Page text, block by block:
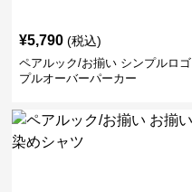
¥5,790 (税込)
ペアルック/お揃い シンプルロゴ
プルオーバーパーカー